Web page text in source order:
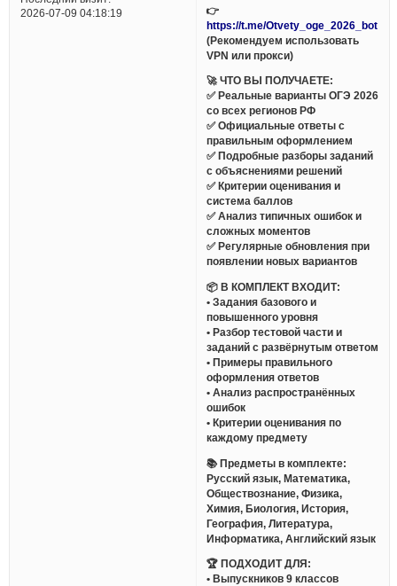
2026-07-09 04:18:19
👉
https://t.me/Otvety_oge_2026_bot
(Рекомендуем использовать
VPN или прокси)
🚀 ЧТО ВЫ ПОЛУЧАЕТЕ:
✅ Реальные варианты ОГЭ 2026
со всех регионов РФ
✅ Официальные ответы с
правильным оформлением
✅ Подробные разборы заданий
с объяснениями решений
✅ Критерии оценивания и
система баллов
✅ Анализ типичных ошибок и
сложных моментов
✅ Регулярные обновления при
появлении новых вариантов
📦 В КОМПЛЕКТ ВХОДИТ:
• Задания базового и
повышенного уровня
• Разбор тестовой части и
заданий с развёрнутым ответом
• Примеры правильного
оформления ответов
• Анализ распространённых
ошибок
• Критерии оценивания по
каждому предмету
📚 Предметы в комплекте:
Русский язык, Математика,
Обществознание, Физика,
Химия, Биология, История,
География, Литература,
Информатика, Английский язык
🏆 ПОДХОДИТ ДЛЯ:
• Выпускников 9 классов